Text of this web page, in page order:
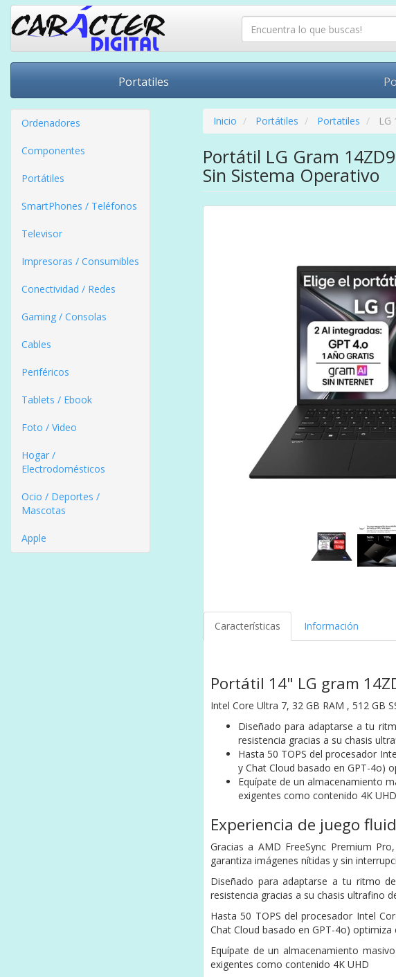
Portatiles
Ordenadores
Componentes
Portátiles
SmartPhones / Teléfonos
Televisor
Impresoras / Consumibles
Conectividad / Redes
Gaming / Consolas
Cables
Periféricos
Tablets / Ebook
Foto / Video
Hogar /
Electrodomésticos
Ocio / Deportes /
Mascotas
Apple
Inicio Portátiles Portatiles LG
Portátil LG Gram
Sin Sistema Operativo
Características Información
Portátil 14" LG gram
Intel Core Ultra 7, 32 GB RAM , 512 GB
Diseñado para adaptarse a tu
resistencia gracias a su chasis
Hasta 50 TOPS del procesador
y Chat Cloud basado en GPT-4o)
Equípate de un almacenamiento
exigentes como contenido 4K UHD
Experiencia de juego
Gracias a AMD FreeSync Premium
garantiza imágenes nítidas y sin
Diseñado para adaptarse a tu ritmo
resistencia gracias a su chasis ultrafino
Hasta 50 TOPS del procesador Intel
Chat Cloud basado en GPT-4o)
Equípate de un almacenamiento
exigentes como contenido 4K UHD